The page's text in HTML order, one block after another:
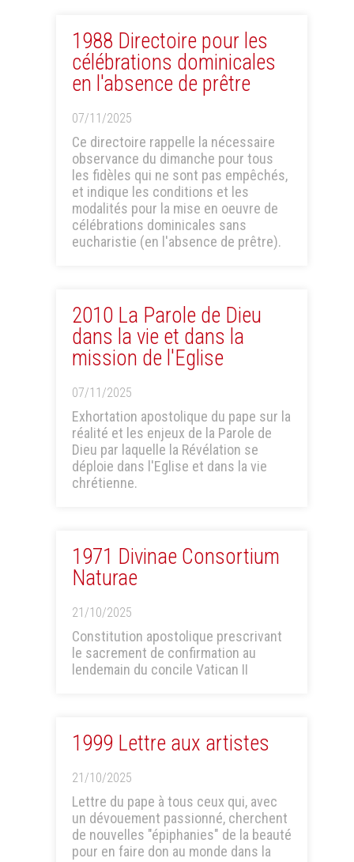
1988 Directoire pour les
célébrations dominicales
en l'absence de prêtre
07/11/2025
Ce directoire rappelle la nécessaire
observance du dimanche pour tous
les fidèles qui ne sont pas empêchés,
et indique les conditions et les
modalités pour la mise en oeuvre de
célébrations dominicales sans
eucharistie (en l'absence de prêtre).
2010 La Parole de Dieu
dans la vie et dans la
mission de l'Eglise
07/11/2025
Exhortation apostolique du pape sur la
réalité et les enjeux de la Parole de
Dieu par laquelle la Révélation se
déploie dans l'Eglise et dans la vie
chrétienne.
1971 Divinae Consortium
Naturae
21/10/2025
Constitution apostolique prescrivant
le sacrement de confirmation au
lendemain du concile Vatican II
1999 Lettre aux artistes
21/10/2025
Lettre du pape à tous ceux qui, avec
un dévouement passionné, cherchent
de nouvelles "épiphanies" de la beauté
pour en faire don au monde dans la